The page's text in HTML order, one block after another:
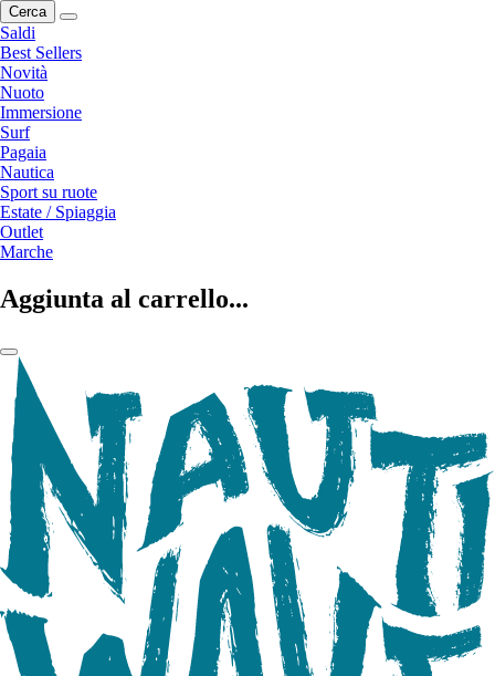
Cerca
Saldi
Best Sellers
Novità
Nuoto
Immersione
Surf
Pagaia
Nautica
Sport su ruote
Estate / Spiaggia
Outlet
Marche
Aggiunta al carrello...